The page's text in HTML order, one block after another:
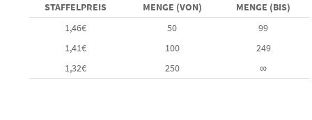
STAFFELPREIS MENGE (VON)
MENGE (BIS)
1,46€ 50
99
1,41€ 100
249
1,32€ 250 ∞